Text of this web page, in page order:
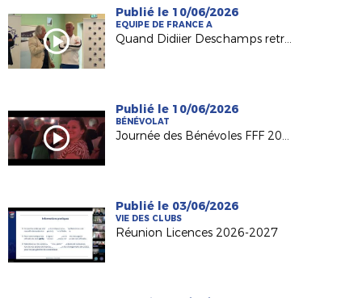
Publié le 10/06/2026
EQUIPE DE FRANCE A
Quand Didiier Deschamps retrouve ses racines nantaises...
Publié le 10/06/2026
BÉNÉVOLAT
Journée des Bénévoles FFF 2026
Publié le 03/06/2026
VIE DES CLUBS
Réunion Licences 2026-2027